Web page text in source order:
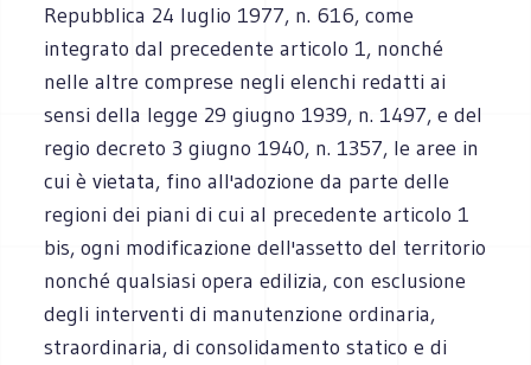
Repubblica 24 luglio 1977, n. 616, come
integrato dal precedente articolo 1, nonché
nelle altre comprese negli elenchi redatti ai
sensi della legge 29 giugno 1939, n. 1497, e del
regio decreto 3 giugno 1940, n. 1357, le aree in
cui è vietata, fino all'adozione da parte delle
regioni dei piani di cui al precedente articolo 1
bis, ogni modificazione dell'assetto del territorio
nonché qualsiasi opera edilizia, con esclusione
degli interventi di manutenzione ordinaria,
straordinaria, di consolidamento statico e di